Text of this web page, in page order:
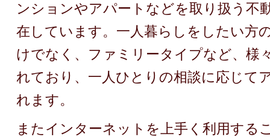
ンションやアパートなどを取り扱う不
在しています。一人暮らしをしたい方
けでなく、ファミリータイプなど、様
れており、一人ひとりの相談に応じて
れます。
またインターネットを上手く利用する